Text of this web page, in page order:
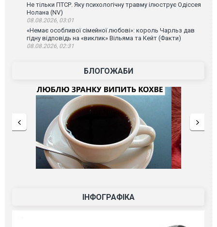
Не тільки ПТСР. Яку психологічну травму ілюструє Одіссея
Нолана (NV)
08.08.2026, 03:01
«Немає особливої сімейної любові»: король Чарльз дав
гідну відповідь на «виклик» Вільяма та Кейт (Факти)
08.08.2026, 02:31
БЛОГОЖАБИ
ІНФОГРАФІКА